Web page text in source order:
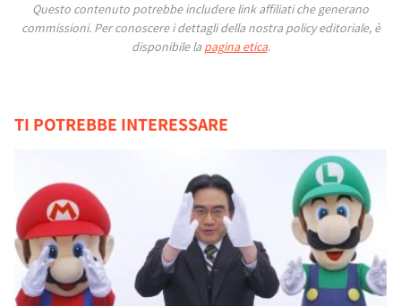
Questo contenuto potrebbe includere link affiliati che generano
commissioni. Per conoscere i dettagli della nostra policy editoriale, è
disponibile la pagina etica.
TI POTREBBE INTERESSARE